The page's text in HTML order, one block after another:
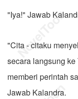
"Iya!" Jawab
"Cita - citaku
secara langsung
memberi perintah
Jawab Kalandra.